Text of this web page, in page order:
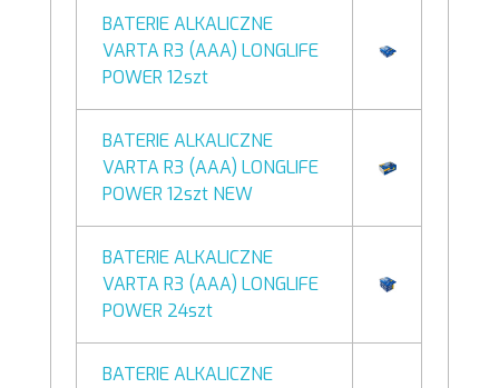
BATERIE ALKALICZNE
VARTA R3 (AAA) LONGLIFE
POWER 12szt
BATERIE ALKALICZNE
VARTA R3 (AAA) LONGLIFE
POWER 12szt NEW
BATERIE ALKALICZNE
VARTA R3 (AAA) LONGLIFE
POWER 24szt
BATERIE ALKALICZNE